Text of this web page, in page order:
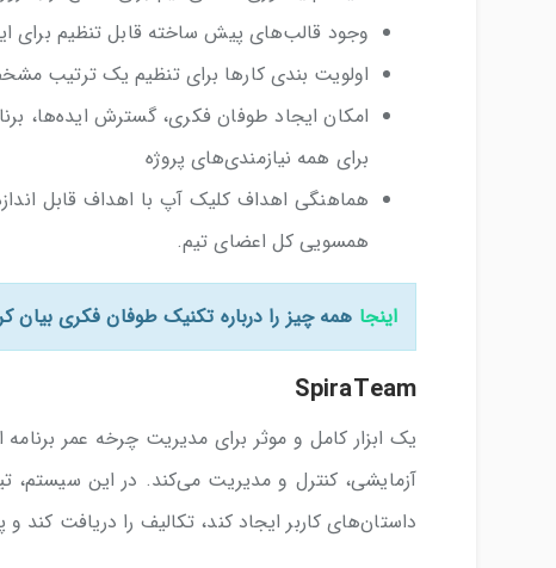
وجود قالب‌های پیش ساخته قابل تنظیم برای
اولویت بندی کارها برای تنظیم یک ترتیب
امکان ایجاد طوفان فکری، گسترش ایده‌ها،
برای همه نیازمندی‌های پروژه
هماهنگی اهداف کلیک آپ با اهداف قابل
همسویی کل اعضای تیم.
اینجا همه چیز را درباره تکنیک طوفان فکری بیان
SpiraTeam
یک ابزار کامل و موثر برای مدیریت چرخه عمر برنامه
آزمایشی، کنترل و مدیریت می‌کند. در این
داستان‌های کاربر ایجاد کند، تکالیف را دریافت کند و